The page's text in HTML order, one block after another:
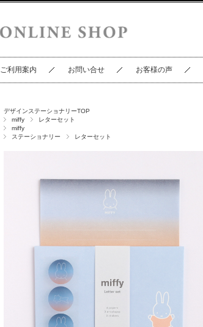
ご利用案内 お問い合せ お客様の声
デザインステーショナリーTOP
miffy
レターセット
miffy
ステーショナリー
レターセット